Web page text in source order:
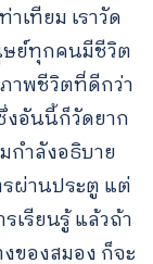
เทียม เราวัด
ย์ทุกคนมีชีวิต
าพชีวิตที่ดีกว่า
อันนี้ก็วัดยาก
กำลังอธิบาย
ผ่านประตู แต่
เรียนรู้ แล้วถ้า
งของสมอง ก็จะ